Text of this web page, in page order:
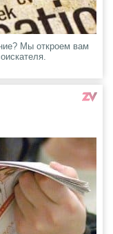
Мы откроем вам